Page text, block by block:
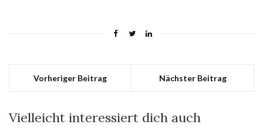
Vorheriger Beitrag Nächster Beitrag
Vielleicht interessiert dich auch